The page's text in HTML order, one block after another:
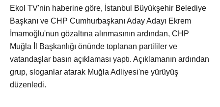
Ekol TV'nin haberine göre, İstanbul Büyükşehir Belediye
Başkanı ve CHP Cumhurbaşkanı Aday Adayı Ekrem
İmamoğlu'nun gözaltına alınmasının ardından, CHP
Muğla İl Başkanlığı önünde toplanan partililer ve
vatandaşlar basın açıklaması yaptı. Açıklamanın ardından
grup, sloganlar atarak Muğla Adliyesi'ne yürüyüş
düzenledi.